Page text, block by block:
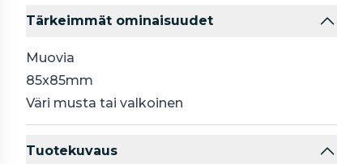
Tärkeimmät ominaisuudet
Muovia
85x85mm
Väri musta tai valkoinen
Tuotekuvaus